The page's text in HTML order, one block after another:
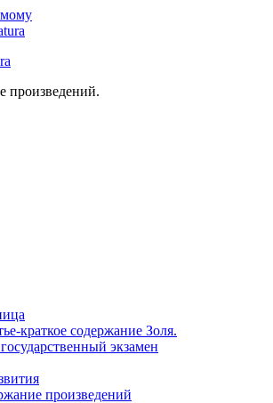
произведений.
краткое содержание Золя.
экзамен
произведений